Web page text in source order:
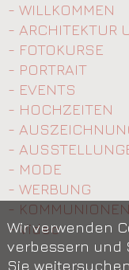
- WILLKOMMEN
- ARCHITEKTUR
- FOTOKURSE
- PORTRAIT
- EVENTS
- HOCHZEITEN
-
-
- MODE
- WERBUNG
- KOMMUNIONEN
- Video
Wir verwenden
verbessern und
Sie